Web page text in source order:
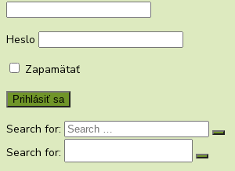
Heslo
Zapamätať
Search for:
Search for: